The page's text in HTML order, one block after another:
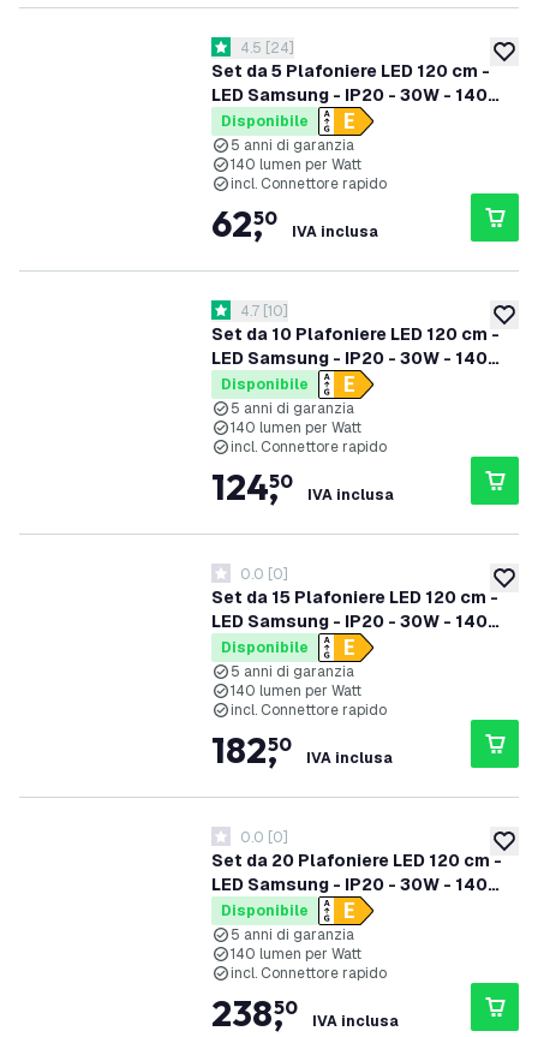
Set da 5 Plafoniere LED 120 cm -
LED Samsung - IP20 - 30W - 140
lm/W - 4000K - 5 anni di garanzia
apri il cassetto delle recensioni
4.5 stelle di valutazione
4.5 [24]
Disponibile
5 anni di garanzia
140 lumen per Watt
incl. Connettore rapido
62,
50
IVA inclusa
Set da 10 Plafoniere LED 120 cm -
LED Samsung - IP20 - 30W - 140
lm/W - 4000K - 5 anni di garanzia
apri il cassetto delle recensioni
4.7 stelle di valutazione
4.7 [10]
Disponibile
5 anni di garanzia
140 lumen per Watt
incl. Connettore rapido
124,
50
IVA inclusa
Set da 15 Plafoniere LED 120 cm -
LED Samsung - IP20 - 30W - 140
lm/W - 4000K - 5 anni di garanzia
0 stelle di valutazione
0.0 [0]
Disponibile
5 anni di garanzia
140 lumen per Watt
incl. Connettore rapido
182,
50
IVA inclusa
Set da 20 Plafoniere LED 120 cm -
LED Samsung - IP20 - 30W - 140
lm/W - 4000K - 5 anni di garanzia
0 stelle di valutazione
0.0 [0]
Disponibile
5 anni di garanzia
140 lumen per Watt
incl. Connettore rapido
238,
50
IVA inclusa